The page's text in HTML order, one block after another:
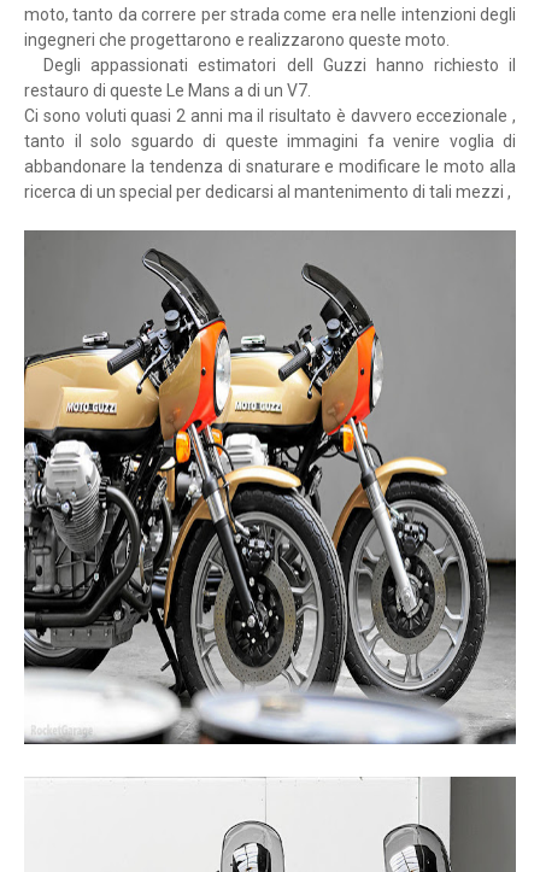
moto, tanto da correre per strada come era nelle intenzioni degli
ingegneri che progettarono e realizzarono queste moto.
Degli appassionati estimatori dell Guzzi hanno richiesto il
restauro di queste Le Mans a di un V7.
Ci sono voluti quasi 2 anni ma il risultato è davvero eccezionale ,
tanto il solo sguardo di queste immagini fa venire voglia di
abbandonare la tendenza di snaturare e modificare le moto alla
ricerca di un special per dedicarsi al mantenimento di tali mezzi ,